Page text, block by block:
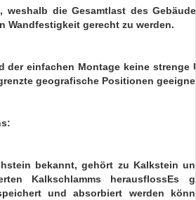
die Gesamtlast des
Wandfestigkeit gerecht zu werden.
der einfachen Montage keine strenge
geografische Positionen
bekannt, gehört zu Kalkstein
Kalkschlamms
und absorbiert werden